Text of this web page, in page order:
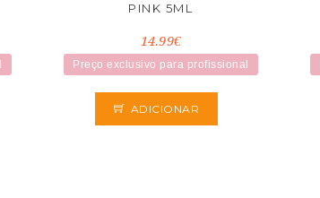
PINK 5ML
14.99€
Preço exclusivo para profissional
ADICIONAR